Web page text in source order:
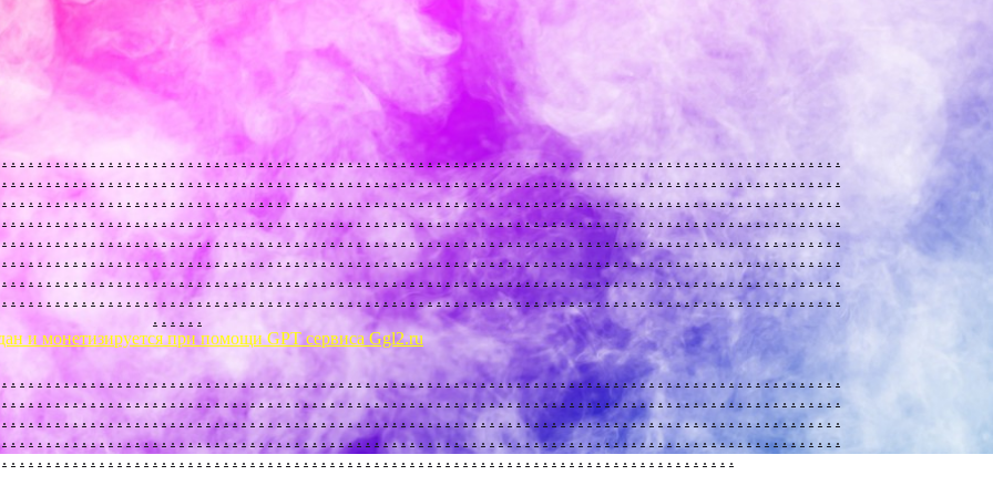
. . . . . . . . . . . . . . . . . . . . . . . . . . . . . . . . . . . . . . . . . . . . . . . . . . . . . . . . . . . . . . . . . . . . . . . . . . . . . . . . . . . . . . . . . . . . . . .
. . . . . . . . . . . . . . . . . . . . . . . . . . . . . . . . . . . . . . . . . . . . . . . . . . . . . . . . . . . . . . . . . . . . . . . . . . . . . . . . . . . . . . . . . . . . . . .
. . . . . . . . . . . . . . . . . . . . . . . . . . . . . . . . . . . . . . . . . . . . . . . . . . . . . . . . . . . . . . . . . . . . . . . . . . . . . . . . . . . . . . . . . . . . . . .
. . . . . . . . . . . . . . . . . . . . . . . . . . . . . . . . . . . . . . . . . . . . . . . . . . . . . . . . . . . . . . . . . . . . . . . . . . . . . . . . . . . . . . . . . . . . . . .
. . . . . . . . . . . . . . . . . . . . . . . . . . . . . . . . . . . . . . . . . . . . . . . . . . . . . . . . . . . . . . . . . . . . . . . . . . . . . . . . . . . . . . . . . . . . . . .
. . . . . . . . . . . . . . . . . . . . . . . . . . . . . . . . . . . . . . . . . . . . . . . . . . . . . . . . . . . . . . . . . . . . . . . . . . . . . . . . . . . . . . . . . . . . . . .
. . . . . . . . . . . . . . . . . . . . . . . . . . . . . . . . . . . . . . . . . . . . . . . . . . . . . . . . . . . . . . . . . . . . . . . . . . . . . . . . . . . . . . . . . . . . . . .
. . . . . . . . . . . . . . . . . . . . . . . . . . . . . . . . . . . . . . . . . . . . . . . . . . . . . . . . . . . . . . . . . . . . . . . . . . . . . . . . . . . . . . . . . . . . . . .
. . . . . .
и монетизируется при помощи GPT сервиса Ggl2.ru
. . . . . . . . . . . . . . . . . . . . . . . . . . . . . . . . . . . . . . . . . . . . . . . . . . . . . . . . . . . . . . . . . . . . . . . . . . . . . . . . . . . . . . . . . . . . . . .
. . . . . . . . . . . . . . . . . . . . . . . . . . . . . . . . . . . . . . . . . . . . . . . . . . . . . . . . . . . . . . . . . . . . . . . . . . . . . . . . . . . . . . . . . . . . . . .
. . . . . . . . . . . . . . . . . . . . . . . . . . . . . . . . . . . . . . . . . . . . . . . . . . . . . . . . . . . . . . . . . . . . . . . . . . . . . . . . . . . . . . . . . . . . . . .
. . . . . . . . . . . . . . . . . . . . . . . . . . . . . . . . . . . . . . . . . . . . . . . . . . . . . . . . . . . . . . . . . . . . . . . . . . . . . . . . . . . . . . . . . . . . . . .
. . . . . . . . . . . . . . . . . . . . . . . . . . . . . . . . . . . . . . . . . . . . . . . . . . . . . . . . . . . . . . . . . . . . . . . . . . . . . . . . . . .